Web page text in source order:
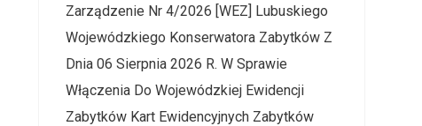
Zarządzenie Nr 4/2026 [WEZ] Lubuskiego
Wojewódzkiego Konserwatora Zabytków Z
Dnia 06 Sierpnia 2026 R. W Sprawie
Włączenia Do Wojewódzkiej Ewidencji
Zabytków Kart Ewidencyjnych Zabytków